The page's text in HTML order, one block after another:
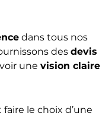
dans tous nos
des devis
une vision claire
faire le choix d’une